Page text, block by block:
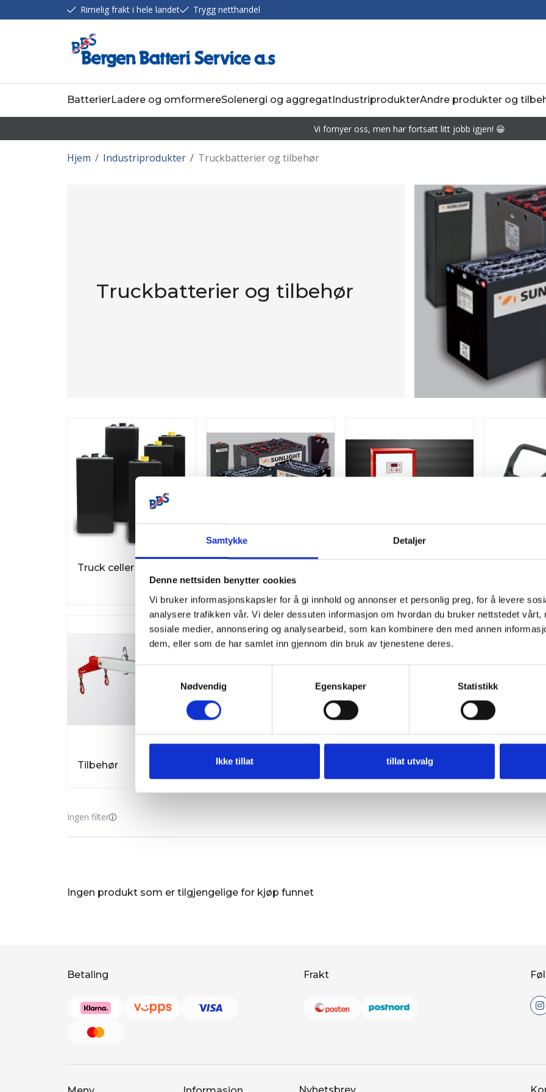
Samtykke Detaljer
Denne nettsiden benytter cookies
Vi bruker informasjonskapsler for å gi innhold og annonser et personlig preg, for å levere
analysere trafikken vår. Vi deler dessuten informasjon om hvordan du bruker nettstedet vårt,
sosiale medier, annonsering og analysearbeid, som kan kombinere den med annen
dem, eller som de har samlet inn gjennom din bruk av tjenestene deres.
Samtykkevalg
Nødvendig
Egenskaper Statistikk
Ikke tillat tillat utvalg
Rimelig frakt i hele landet Trygg netthandel
BatterierLadere og omformereSolenergi og aggregatIndustriprodukterAndre produkter og
Vi fornyer oss, men har fortsatt litt jobb igjen! 😀
/
Hjem /
Industriprodukter Truckbatterier og tilbehør
Truckbatterier og tilbehør
Truck celler
komplett
Tilbehør Testutstyr Vannfylling
Ingen filter
Ingen produkt som er tilgjengelige for kjøp funnet
Betaling Frakt